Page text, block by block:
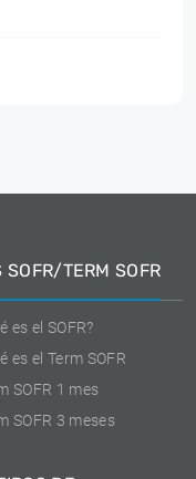
SOFR/TERM SOFR
es el SOFR?
es el Term SOFR
SOFR 1 mes
SOFR 3 meses